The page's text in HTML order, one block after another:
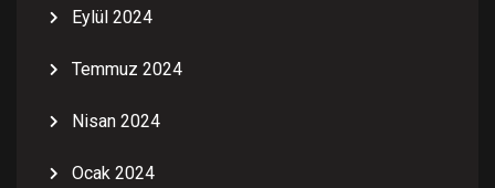
Eylül 2024
Temmuz 2024
Nisan 2024
Ocak 2024